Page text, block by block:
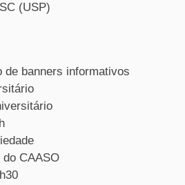
(USP)
de banners informativos
CAASO